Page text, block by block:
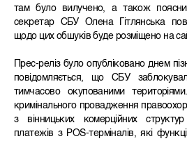
там було вилучено, а також
секретар СБУ Олена Гітлянська
щодо цих обшуків буде розміщено на
Прес-реліз було опубліковано днем
повідомляється, що СБУ
тимчасово окупованими
кримінального провадження
з вінницьких комерційних
платежів з РОS-терміналів, які